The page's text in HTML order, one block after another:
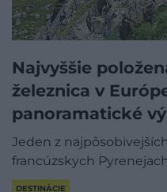
Najvyššie
železnica v
panoramatické
Jeden z
francúzskych
DESTINÁCIE